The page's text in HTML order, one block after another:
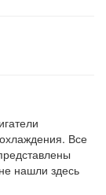
Все
нашли здесь